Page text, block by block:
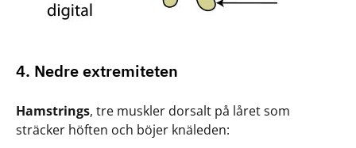
4. Nedre extremiteten
Hamstrings, tre muskler dorsalt på låret som
sträcker höften och böjer knäleden: